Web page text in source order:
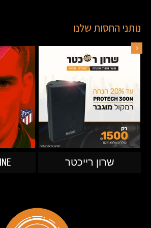
נותני החסות שלנו
שרון רייכטר